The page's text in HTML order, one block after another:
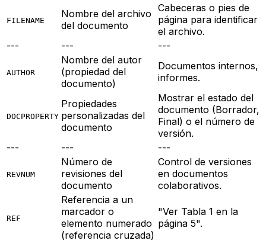
FILENAME
Nombre del archivo
del documento
Cabeceras o pies de
página para identificar
el archivo.
---
--- ---
AUTHOR
Nombre del autor
(propiedad del
documento)
Documentos internos,
informes.
DOCPROPERTY
Propiedades
personalizadas del
documento
Mostrar el estado del
documento (Borrador,
Final) o el número de
versión.
---
--- ---
REVNUM
Número de
revisiones del
documento
Control de versiones
en documentos
colaborativos.
REF
Referencia a un
marcador o
elemento numerado
(referencia cruzada)
"Ver Tabla 1 en la
página 5".